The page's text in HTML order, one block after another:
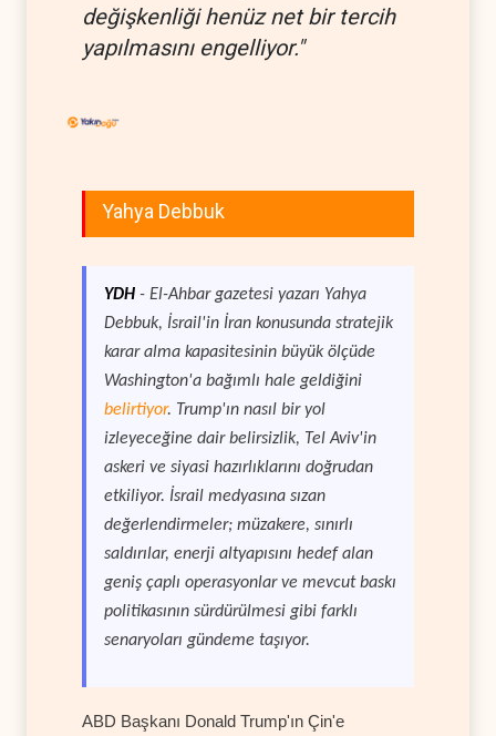
değişkenliği henüz net bir tercih
yapılmasını engelliyor."
Yahya Debbuk
YDH - El-Ahbar gazetesi yazarı Yahya
Debbuk, İsrail'in İran konusunda stratejik
karar alma kapasitesinin büyük ölçüde
Washington'a bağımlı hale geldiğini
belirtiyor. Trump'ın nasıl bir yol
izleyeceğine dair belirsizlik, Tel Aviv'in
askeri ve siyasi hazırlıklarını doğrudan
etkiliyor. İsrail medyasına sızan
değerlendirmeler; müzakere, sınırlı
saldırılar, enerji altyapısını hedef alan
geniş çaplı operasyonlar ve mevcut baskı
politikasının sürdürülmesi gibi farklı
senaryoları gündeme taşıyor.
ABD Başkanı Donald Trump'ın Çin'e